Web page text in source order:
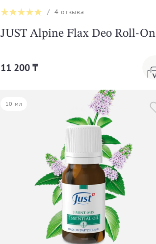
/ 4 отзыва
JUST Alpine Flax Deo Roll-On
11 200 ₸
10 мл